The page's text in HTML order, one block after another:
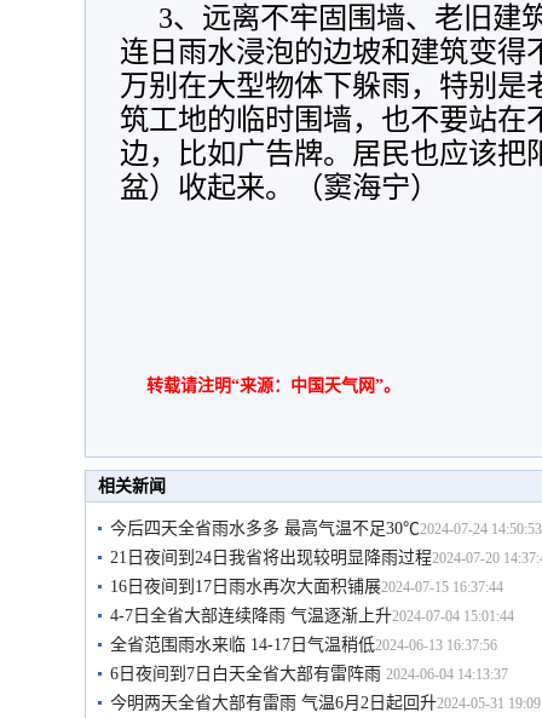
3、远离不牢固围墙、老旧建
连日雨水浸泡的边坡和建筑变得
万别在大型物体下躲雨，特别是
筑工地的临时围墙，也不要站在
边，比如广告牌。居民也应该把
盆）收起来。（窦海宁）
转载请注明“来源：中国天气网”。
相关新闻
今后四天全省雨水多多 最高气温不足30℃2024-07-24 14:50:53
21日夜间到24日我省将出现较明显降雨过程2024-07-20
16日夜间到17日雨水再次大面积铺展2024-07-15 16:37:44
4-7日全省大部连续降雨 气温逐渐上升2024-07-04 15:01:44
全省范围雨水来临 14-17日气温稍低2024-06-13 16:37:56
6日夜间到7日白天全省大部有雷阵雨 2024-06-04 14:13:37
今明两天全省大部有雷雨 气温6月2日起回升2024-05-31